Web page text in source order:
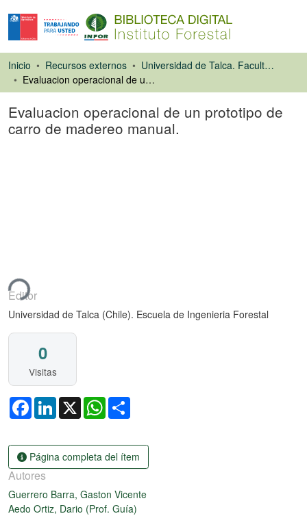
Inicio Recursos externos
Universidad de Talca. Facultad de Ciencias Forestales
Evaluacion operacional de un prototipo de carro de madereo manual.
Evaluacion operacional de un prototipo de
carro de madereo manual.
Editor
Universidad de Talca (Chile). Escuela de Ingenieria Forestal
0
Visitas
FacebookLinkedIn
X WhatsApp
Página completa del ítem
Autores
Guerrero Barra, Gaston Vicente
Aedo Ortiz, Dario (Prof. Guía)